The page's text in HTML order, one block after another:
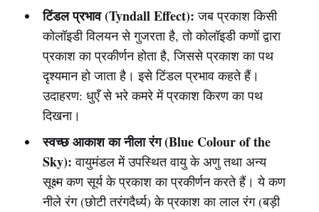
टिंडल प्रभाव (Tyndall Effect): जब प्रकाश किसी
कोलॉइडी विलयन से गुजरता है, तो कोलॉइडी कणों द्वारा
प्रकाश का प्रकीर्णन होता है, जिससे प्रकाश का पथ
दृश्यमान हो जाता है। इसे टिंडल प्रभाव कहते हैं।
उदाहरण: धुएँ से भरे कमरे में प्रकाश किरण का पथ
दिखना।
स्वच्छ आकाश का नीला रंग (Blue Colour of the
Sky): वायुमंडल में उपस्थित वायु के अणु तथा अन्य
सूक्ष्म कण सूर्य के प्रकाश का प्रकीर्णन करते हैं। ये कण
नीले रंग (छोटी तरंगदैर्ध्य) के प्रकाश का लाल रंग (बड़ी